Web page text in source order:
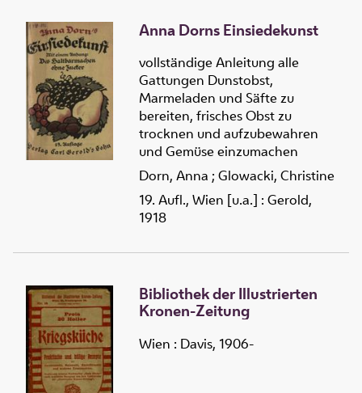
Anna Dorns Einsiedekunst
vollständige Anleitung alle
Gattungen Dunstobst,
Marmeladen und Säfte zu
bereiten, frisches Obst zu
trocknen und aufzubewahren
und Gemüse einzumachen
Dorn, Anna ; Glowacki, Christine
19. Aufl., Wien [u.a.] : Gerold,
1918
Bibliothek der Illustrierten
Kronen-Zeitung
Wien : Davis, 1906-